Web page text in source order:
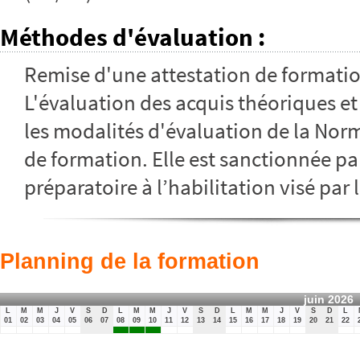
Méthodes d'évaluation :
Remise d'une attestation de
L'évaluation des acquis théoriques
les modalités d'évaluation de la
de formation. Elle est sanctionnée
préparatoire à l’habilitation visé par
Planning de la formation
juin 2026
01
M
02
M
03
J
04
V
05
S
06
D
07
08
M
09
M
10
J
11
V
12
S
13
D
14
15
M
16
M
17
J
18
V
19
S
20
D
21
22